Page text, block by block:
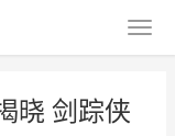
晓 剑踪侠